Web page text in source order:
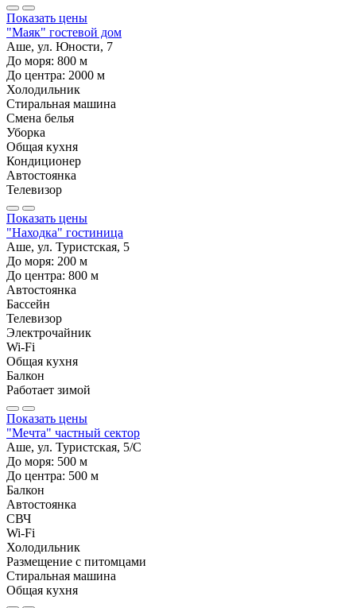
Показать цены
"Маяк" гостевой дом
Аше, ул. Юности, 7
До моря: 800 м
До центра: 2000 м
Холодильник
Стиральная машина
Смена белья
Уборка
Общая кухня
Кондиционер
Автостоянка
Телевизор
Показать цены
"Находка" гостиница
Аше, ул. Туристская, 5
До моря: 200 м
До центра: 800 м
Автостоянка
Бассейн
Телевизор
Электрочайник
Wi-Fi
Общая кухня
Балкон
Работает зимой
Показать цены
"Мечта" частный сектор
Аше, ул. Туристская, 5/С
До моря: 500 м
До центра: 500 м
Балкон
Автостоянка
СВЧ
Wi-Fi
Холодильник
Размещение с питомцами
Стиральная машина
Общая кухня